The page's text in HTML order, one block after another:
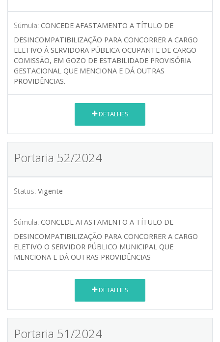
Súmula: CONCEDE AFASTAMENTO A TÍTULO DE
DESINCOMPATIBILIZAÇÃO PARA CONCORRER A CARGO
ELETIVO Á SERVIDORA PÚBLICA OCUPANTE DE CARGO
COMISSÃO, EM GOZO DE ESTABILIDADE PROVISÓRIA
GESTACIONAL QUE MENCIONA E DÁ OUTRAS
PROVIDÊNCIAS.
DETALHES
Portaria 52/2024
Status: Vigente
Súmula: CONCEDE AFASTAMENTO A TÍTULO DE
DESINCOMPATIBILIZAÇÃO PARA CONCORRER A CARGO
ELETIVO O SERVIDOR PÚBLICO MUNICIPAL QUE
MENCIONA E DÁ OUTRAS PROVIDÊNCIAS
DETALHES
Portaria 51/2024